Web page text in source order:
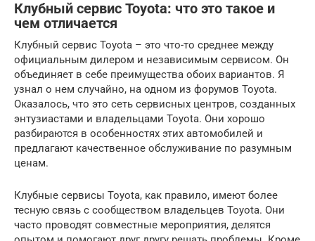
Клубный сервис Toyota: что это такое и
чем отличается
Клубный сервис Toyota – это что-то среднее между
официальным дилером и независимым сервисом. Он
объединяет в себе преимущества обоих вариантов. Я
узнал о нем случайно, на одном из форумов Toyota.
Оказалось, что это сеть сервисных центров, созданных
энтузиастами и владельцами Toyota. Они хорошо
разбираются в особенностях этих автомобилей и
предлагают качественное обслуживание по разумным
ценам.
Клубные сервисы Toyota, как правило, имеют более
тесную связь с сообществом владельцев Toyota. Они
часто проводят совместные мероприятия, делятся